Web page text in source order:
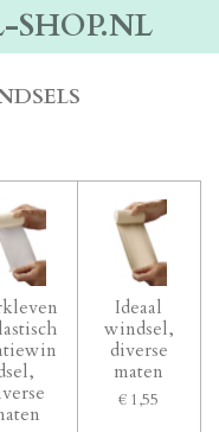
SHOP.NL
Ideaal
windsel,
diverse
maten
€ 1,55